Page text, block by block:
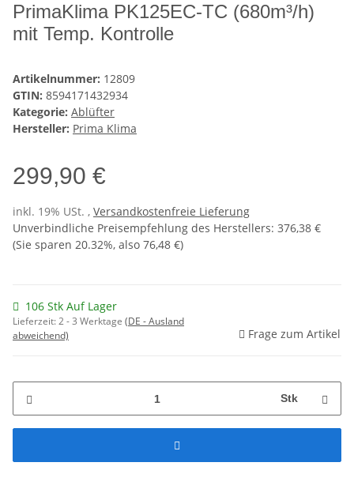
PrimaKlima PK125EC-TC (680m³/h)
mit Temp. Kontrolle
Artikelnummer: 12809
GTIN: 8594171432934
Kategorie: Ablüfter
Hersteller: Prima Klima
299,90 €
inkl. 19% USt. , Versandkostenfreie Lieferung
Unverbindliche Preisempfehlung des Herstellers: 376,38 €
(Sie sparen 20.32%, also 76,48 €)
106 Stk Auf Lager
Lieferzeit:2 - 3 Werktage (DE - Ausland
abweichend)
Frage zum Artikel
Stk